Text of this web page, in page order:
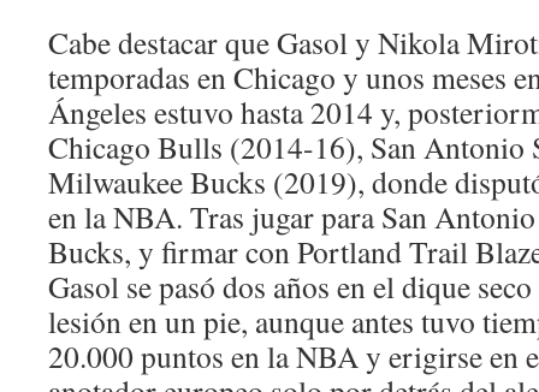
Cabe destacar que Gasol y Nikola
temporadas en Chicago y unos meses
Ángeles estuvo hasta 2014 y,
Chicago Bulls (2014-16), San Antonio
Milwaukee Bucks (2019), donde
en la NBA. Tras jugar para San
Bucks, y firmar con Portland Trail
Gasol se pasó dos años en el dique
lesión en un pie, aunque antes tuvo
20.000 puntos en la NBA y erigirse en